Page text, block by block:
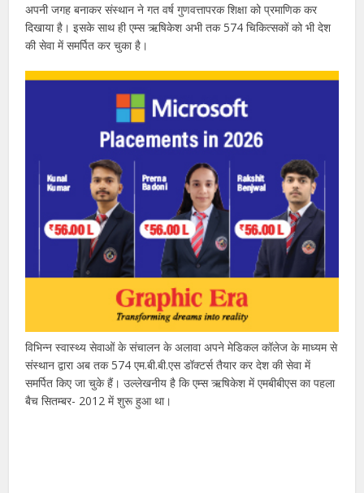
अपनी जगह बनाकर संस्थान ने गत वर्ष गुणवत्तापरक शिक्षा को प्रमाणिक कर
दिखाया है। इसके साथ ही एम्स ऋषिकेश अभी तक 574 चिकित्सकों को भी देश
की सेवा में समर्पित कर चुका है।
विभिन्न स्वास्थ्य सेवाओं के संचालन के अलावा अपने मेडिकल कॉलेज के माध्यम से
संस्थान द्वारा अब तक 574 एम.बी.बी.एस डॉक्टर्स तैयार कर देश की सेवा में
समर्पित किए जा चुके हैं। उल्लेखनीय है कि एम्स ऋषिकेश में एमबीबीएस का पहला
बैच सितम्बर- 2012 में शुरू हुआ था।